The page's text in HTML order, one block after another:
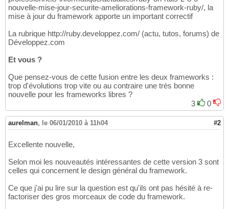
nouvelle-mise-jour-securite-ameliorations-framework-ruby/, la
mise à jour du framework apporte un important correctif
La rubrique http://ruby.developpez.com/ (actu, tutos, forums) de
Développez.com
Et vous ?
Que pensez-vous de cette fusion entre les deux frameworks :
trop d'évolutions trop vite ou au contraire une très bonne
nouvelle pour les frameworks libres ?
3
0
aurelman, le 06/01/2010 à 11h04 #2
Excellente nouvelle,
Selon moi les nouveautés intéressantes de cette version 3 sont
celles qui concernent le design général du framework.
Ce que j'ai pu lire sur la question est qu'ils ont pas hésité à re-
factoriser des gros morceaux de code du framework.